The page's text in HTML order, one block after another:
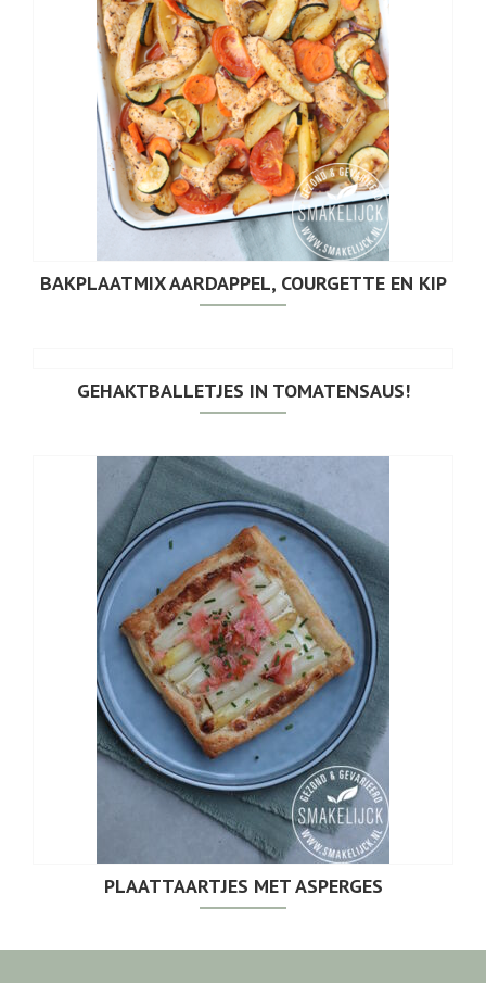
BAKPLAATMIX AARDAPPEL, COURGETTE EN KIP
GEHAKTBALLETJES IN TOMATENSAUS!
PLAATTAARTJES MET ASPERGES